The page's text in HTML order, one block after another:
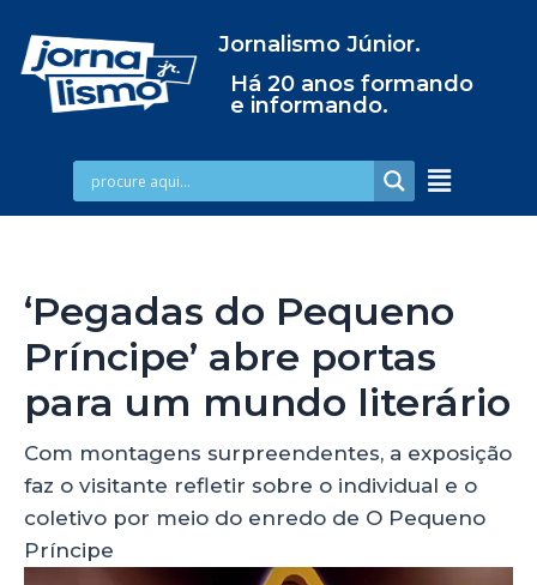
Jornalismo Júnior.
Há 20 anos formando
e informando.
‘Pegadas do Pequeno
Príncipe’ abre portas
para um mundo literário
Com montagens surpreendentes, a exposição
faz o visitante refletir sobre o individual e o
coletivo por meio do enredo de O Pequeno
Príncipe